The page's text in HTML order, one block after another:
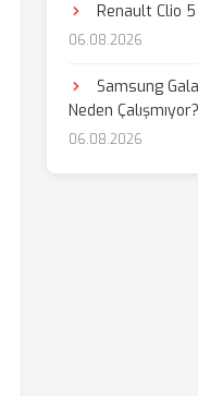
Renault Clio
06.08.2026
Samsung
Neden Çalışmıyor?
06.08.2026